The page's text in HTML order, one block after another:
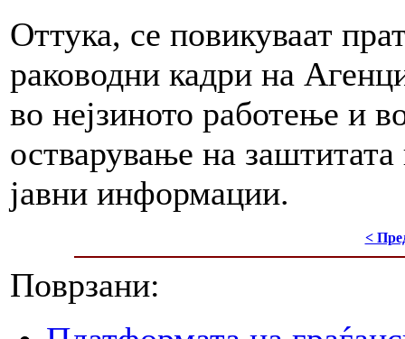
Оттука, се повикуваат
раководни кадри на
во нејзиното работење и
остварување на
јавни информации.
<
Поврзани: